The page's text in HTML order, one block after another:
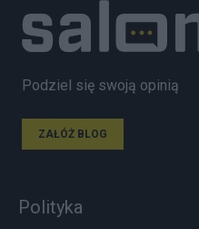
Podziel się swoją opinią
ZAŁÓŻ BLOG
Polityka